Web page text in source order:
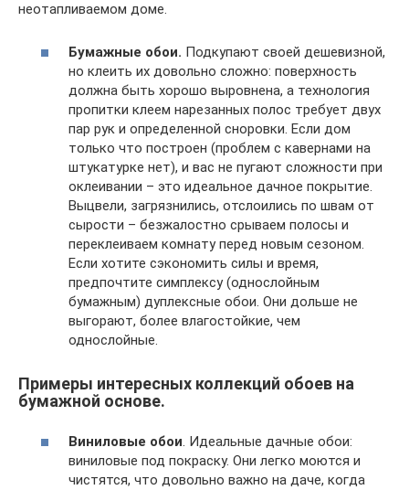
неотапливаемом доме.
Бумажные обои. Подкупают своей дешевизной,
но клеить их довольно сложно: поверхность
должна быть хорошо выровнена, а технология
пропитки клеем нарезанных полос требует двух
пар рук и определенной сноровки. Если дом
только что построен (проблем с кавернами на
штукатурке нет), и вас не пугают сложности при
оклеивании – это идеальное дачное покрытие.
Выцвели, загрязнились, отслоились по швам от
сырости – безжалостно срываем полосы и
переклеиваем комнату перед новым сезоном.
Если хотите сэкономить силы и время,
предпочтите симплексу (однослойным
бумажным) дуплексные обои. Они дольше не
выгорают, более влагостойкие, чем
однослойные.
Примеры интересных коллекций обоев на
бумажной основе.
Виниловые обои. Идеальные дачные обои:
виниловые под покраску. Они легко моются и
чистятся, что довольно важно на даче, когда